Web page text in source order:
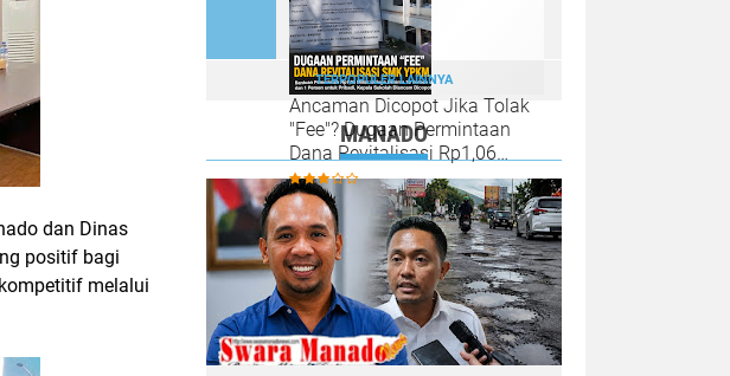
dan Dinas
positif bagi
melalui
Ancaman Dicopot Jika Tolak
"Fee"? Dugaan Permintaan
Dana Revitalisasi Rp1,06
Miliar di SMK YPKM Manado
Berpotensi Terseret Kasus
Tipikor
TERPOPULER LAINNYA
MANADO